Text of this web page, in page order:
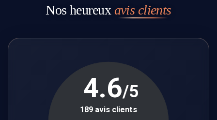
CBG: Focus, clarté mentale, équilibre nerveux
équilibre cannabinoïde naturel
affinage constant
, le Royal AK-47 incarne l’exigence
de Jungle Kush : un hash noble, raffiné et costaud
parfait pour les connaisseurs à la recherche de qualité
Nos heureuxavis clients